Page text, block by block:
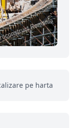
pe harta